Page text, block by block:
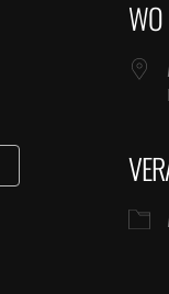
Google Kalender
WO